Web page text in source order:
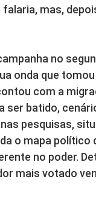
mas,
no
onda que
com a
ser batido,
pesquisas,
o mapa político
no poder.
mais votado